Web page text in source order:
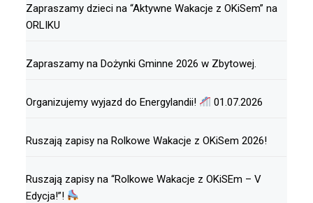
Zapraszamy dzieci na “Aktywne Wakacje z OKiSem” na
ORLIKU
Zapraszamy na Dożynki Gminne 2026 w Zbytowej.
Organizujemy wyjazd do Energylandii! 01.07.2026
Ruszają zapisy na Rolkowe Wakacje z OKiSem 2026!
Ruszają zapisy na “Rolkowe Wakacje z OKiSEm – V
Edycja!”!